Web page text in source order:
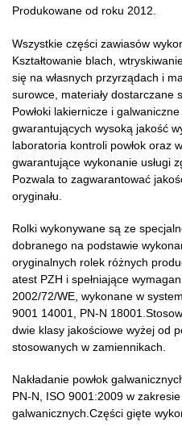
Produkowane od roku 2012.
Wszystkie części zawiasów
Kształtowanie blach,
się na własnych przyrządach i
surowce, materiały dostarczane
Powłoki lakiernicze i
gwarantujących wysoką jakość
laboratoria kontroli powłok oraz
gwarantujące wykonanie usługi
Pozwala to zagwarantować
oryginału.
Rolki wykonywane są ze
dobranego na podstawie
oryginalnych rolek różnych
atest PZH i spełniające
2002/72/WE, wykonane w
9001 14001, PN-N
dwie klasy jakościowe wyżej od
stosowanych w zamiennikach.
Nakładanie powłok
PN-N, ISO 9001:2009 w zakresie
galwanicznych.Części gięte